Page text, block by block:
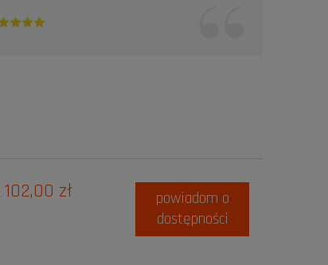
102,00 zł
powiadom o
dostępności